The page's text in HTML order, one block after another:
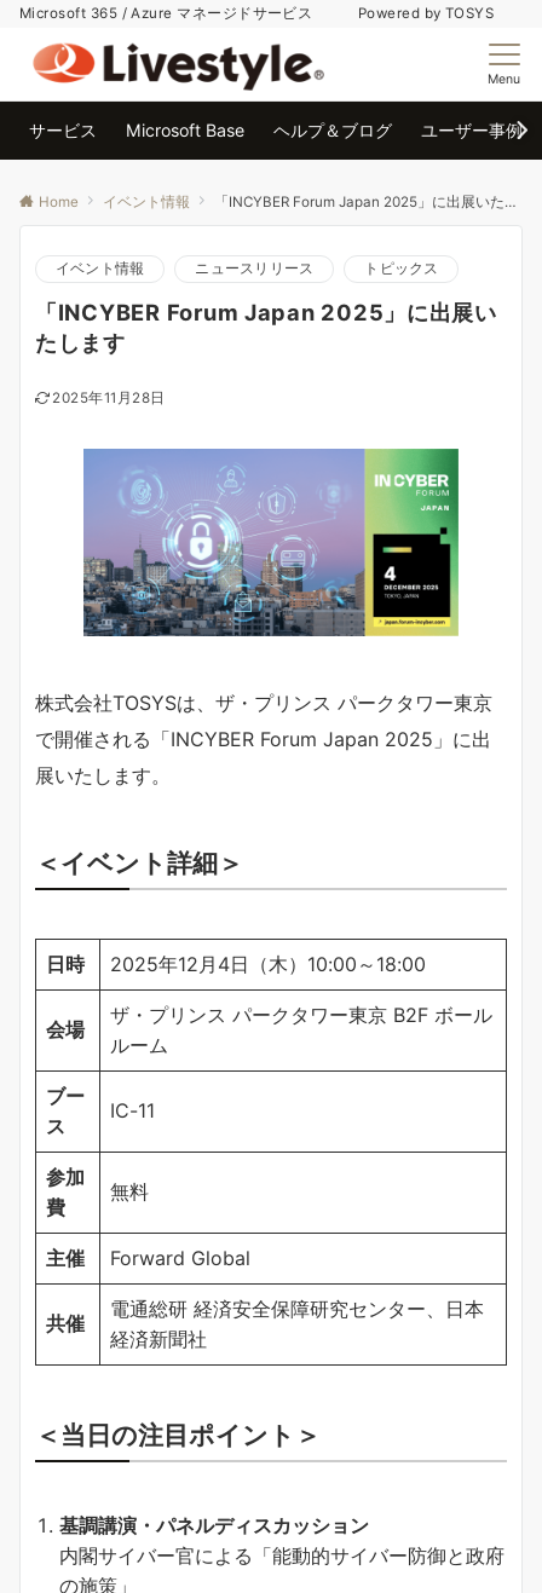
Microsoft 365 / Azure マネージドサービス Powered by TOSYS
Menu
サービス Microsoft Base ヘルプ＆ブログ ユーザー事例
Home イベント情報 「INCYBER Forum Japan 2025」に出展いたします
イベント情報 ニュースリリース トピックス
「INCYBER Forum Japan 2025」に出展い
たします
2025年11月28日
株式会社TOSYSは、ザ・プリンス パークタワー東京
で開催される「INCYBER Forum Japan 2025」に出
展いたします。
＜イベント詳細＞
日時 2025年12月4日（木）10:00～18:00
会場
ザ・プリンス パークタワー東京 B2F ボール
ルーム
ブー
ス
IC-11
参加
費
無料
主催 Forward Global
共催
電通総研 経済安全保障研究センター、日本
経済新聞社
＜当日の注目ポイント＞
基調講演・パネルディスカッション
内閣サイバー官による「能動的サイバー防御と政府
の施策」